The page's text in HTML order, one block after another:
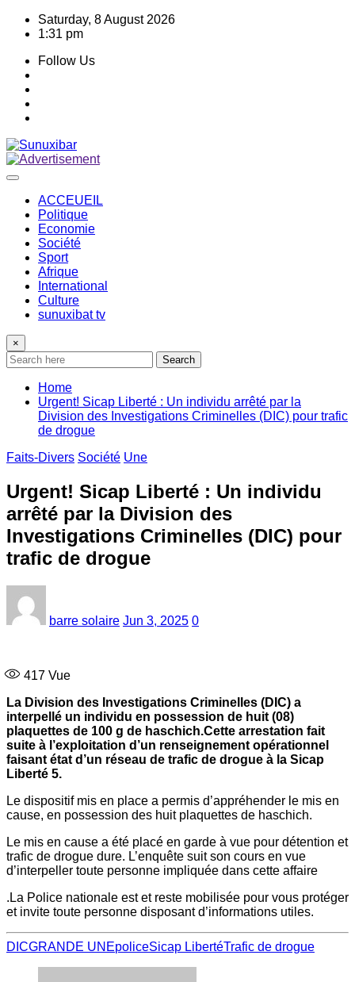
Skip
Saturday, 8 August 2026
1:31 pm
Follow Us
ACCEUEIL
Politique
Economie
Société
Sport
Afrique
International
Culture
sunuxibat tv
×
Search
Home
Urgent! Sicap Liberté : Un individu arrêté par la
Division des Investigations Criminelles (DIC) pour trafic
de drogue
Faits-Divers Société Une
Urgent! Sicap Liberté : Un individu
arrêté par la Division des
Investigations Criminelles (DIC) pour
trafic de drogue
barre solaire Jun 3, 2025 0
417 Vue
La Division des Investigations Criminelles (DIC) a
interpellé un individu en possession de huit (08)
plaquettes de 100 g de haschich.Cette arrestation fait
suite à l’exploitation d’un renseignement opérationnel
faisant état d’un réseau de trafic de drogue à la Sicap
Liberté 5.
Le dispositif mis en place a permis d’appréhender le mis en
cause, en possession des huit plaquettes de haschich.
Le mis en cause a été placé en garde à vue pour détention et
trafic de drogue dure. L’enquête suit son cours en vue
d’interpeller toute personne impliquée dans cette affaire
.La Police nationale est et reste mobilisée pour vous protéger
et invite toute personne disposant d’informations utiles.
DICGRANDE UNEpoliceSicap LibertéTrafic de drogue